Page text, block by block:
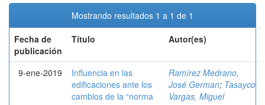
Mostrando resultados 1 a 1 de 1
Fecha de
publicación
Título Autor(es)
9-ene-2019
Influencia en las
edificaciones ante los
cambios de la “norma
Ramírez Medrano,
José German; Tasayco
Vargas, Miguel